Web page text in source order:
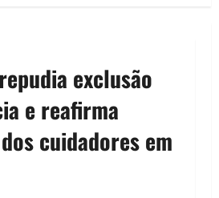
exclusão
e reafirma
cuidadores em